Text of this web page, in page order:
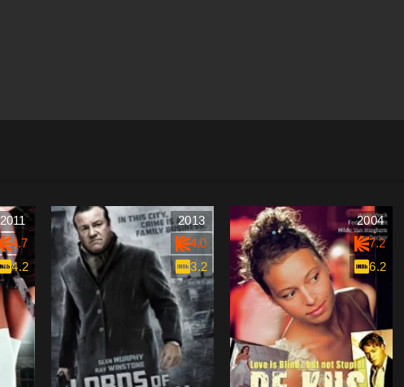
2011
4.7
4.2
2013
4.0
3.2
2004
7.2
6.2